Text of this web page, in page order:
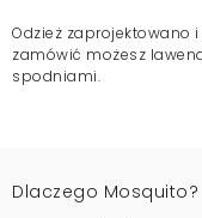
Odzież zaprojektowano
zamówić możesz
spodniami.
Dlaczego Mosquito?